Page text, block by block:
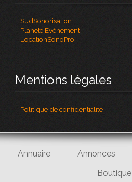
SudSonorisation
Planète Evénement
LocationSonoPro
Mentions légales
Politique de confidentialité
Annuaire Annonces
Boutique